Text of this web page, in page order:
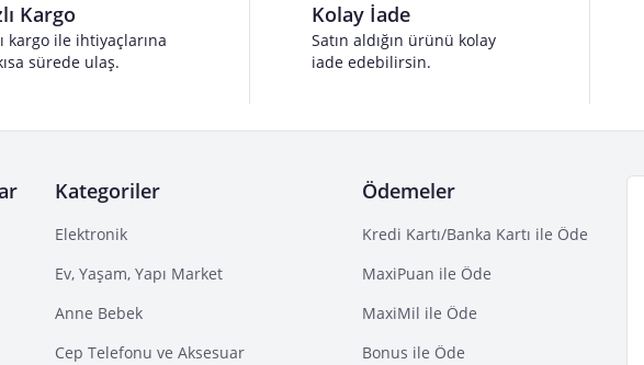
Kargo
kargo ile ihtiyaçlarına
sürede ulaş.
Kolay İade
Satın aldığın ürünü kolay
iade edebilirsin.
Kategoriler
Elektronik
Ev, Yaşam, Yapı Market
Anne Bebek
Cep Telefonu ve Aksesuar
Ödemeler
Kredi Kartı/Banka Kartı ile Öde
MaxiPuan ile Öde
MaxiMil ile Öde
Bonus ile Öde